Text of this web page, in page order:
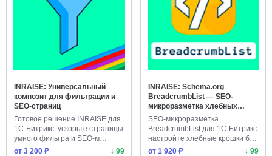
INRAISE: Универсальный
композит для фильтрации и
SEO-страниц
Готовое решение INRAISE для
1С-Битрикс: ускорьте страницы
умного фильтра и SEO-м…
от 3 200 ₽
↓ 99
INRAISE: Schema.org
BreadcrumbList — SEO-
микроразметка хлебных
крошек без разработчиков
SEO-микроразметка
BreadcrumbList для 1С-Битрикс:
настройте хлебные крошки без
пр…
от 1 920 ₽ ↓ 99